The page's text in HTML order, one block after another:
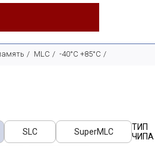
MLC -40°C +85°C
SLC SuperMLC
ТИП
ЧИПА